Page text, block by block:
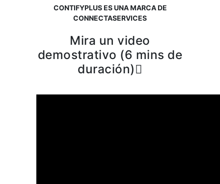
CONTIFYPLUS ES UNA MARCA DE
CONNECTASERVICES
Mira un video
demostrativo (6 mins de
duración)